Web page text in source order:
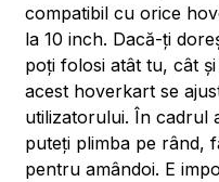
compatibil cu orice
la 10 inch. Dacă-ți
poți folosi atât tu, cât
acest hoverkart se
utilizatorului. În cadrul
puteți plimba pe rând,
pentru amândoi. E